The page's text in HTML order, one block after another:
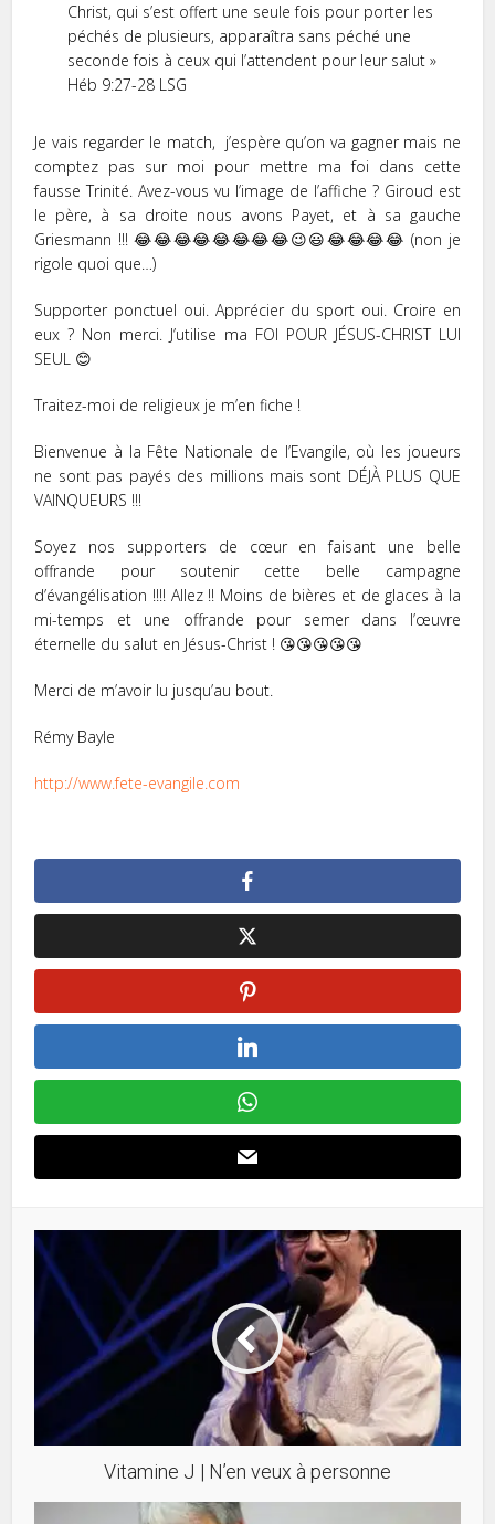
Christ, qui s’est offert une seule fois pour porter les
péchés de plusieurs, apparaîtra sans péché une
seconde fois à ceux qui l’attendent pour leur salut »
Héb ‭9:27-28‬ ‭LSG‬‬
Je vais regarder le match, j’espère qu’on va gagner mais ne
comptez pas sur moi pour mettre ma foi dans cette
fausse Trinité. Avez-vous vu l’image de l’affiche ? Giroud est
le père, à sa droite nous avons Payet, et à sa gauche
Griesmann !!! 😂😂😂😂😂😂😂😂😉😃😂😂😂😂 (non je
rigole quoi que…)
Supporter ponctuel oui. Apprécier du sport oui. Croire en
eux ? Non merci. J’utilise ma FOI POUR JÉSUS-CHRIST LUI
SEUL 😊
Traitez-moi de religieux je m’en fiche !
Bienvenue à la Fête Nationale de l’Evangile, où les joueurs
ne sont pas payés des millions mais sont DÉJÀ PLUS QUE
VAINQUEURS !!!
Soyez nos supporters de cœur en faisant une belle
offrande pour soutenir cette belle campagne
d’évangélisation !!!! Allez !! Moins de bières et de glaces à la
mi-temps et une offrande pour semer dans l’œuvre
éternelle du salut en Jésus-Christ ! 😘😘😘😘😘
Merci de m’avoir lu jusqu’au bout.
Rémy Bayle
http://www.fete-evangile.com
Vitamine J | N’en veux à personne